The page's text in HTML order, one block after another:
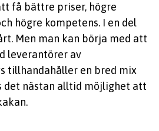
få bättre priser, högre
högre kompetens. I en del
Men man kan börja med att
leverantörer av
tillhandahåller en bred mix
det nästan alltid möjlighet att